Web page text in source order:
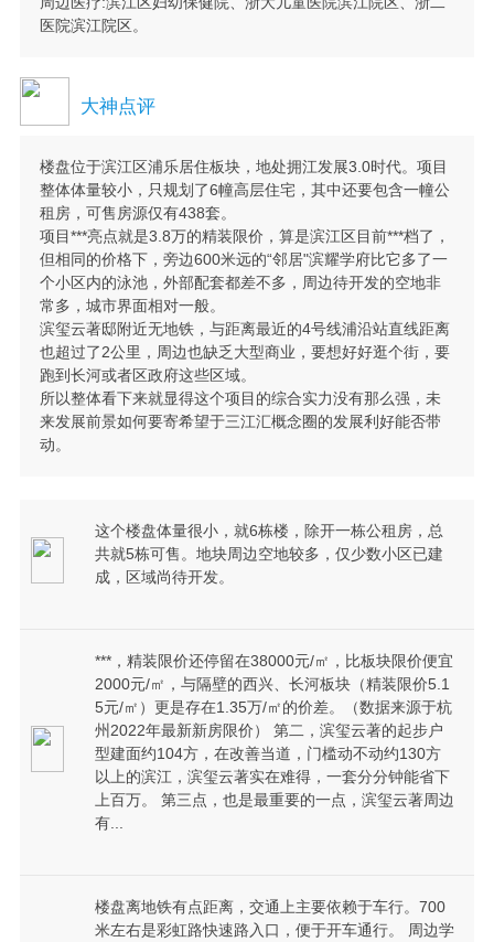
医院滨江院区。
大神点评
楼盘位于滨江区浦乐居住板块，地处拥江发展3.0时代。项目
整体体量较小，只规划了6幢高层住宅，其中还要包含一幢公
租房，可售房源仅有438套。
项目***亮点就是3.8万的精装限价，算是滨江区目前***档了，
但相同的价格下，旁边600米远的“邻居"滨耀学府比它多了一
个小区内的泳池，外部配套都差不多，周边待开发的空地非
常多，城市界面相对一般。
滨玺云著邸附近无地铁，与距离最近的4号线浦沿站直线距离
也超过了2公里，周边也缺乏大型商业，要想好好逛个街，要
跑到长河或者区政府这些区域。
所以整体看下来就显得这个项目的综合实力没有那么强，未
来发展前景如何要寄希望于三江汇概念圈的发展利好能否带
动。
这个楼盘体量很小，就6栋楼，除开一栋公租房，总
共就5栋可售。地块周边空地较多，仅少数小区已建
成，区域尚待开发。
***，精装限价还停留在38000元/㎡，比板块限价便宜
2000元/㎡，与隔壁的西兴、长河板块（精装限价5.1
5元/㎡）更是存在1.35万/㎡的价差。（数据来源于杭
州2022年最新新房限价） 第二，滨玺云著的起步户
型建面约104方，在改善当道，门槛动不动约130方
以上的滨江，滨玺云著实在难得，一套分分钟能省下
上百万。 第三点，也是最重要的一点，滨玺云著周边
有...
楼盘离地铁有点距离，交通上主要依赖于车行。700
米左右是彩虹路快速路入口，便于开车通行。 周边学